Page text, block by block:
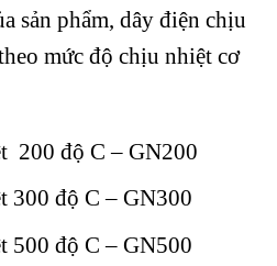
sản phẩm, dây điện chịu
mức độ chịu nhiệt cơ
200 độ C – GN200
300 độ C – GN300
500 độ C – GN500